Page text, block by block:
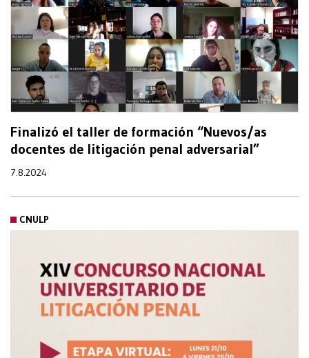
Finalizó el taller de formación “Nuevos/as
docentes de litigación penal adversarial”
7.8.2024
CNULP